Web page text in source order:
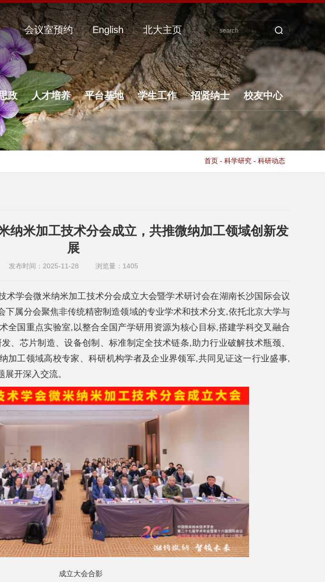
会议室预约 English 北大主页
政 人才培养 平台基地 学生工作 招贤纳士 校友中心
首页 - 科学研究 - 科研动态
纳米加工技术分会成立，共推微纳加工领域创新发
展
发布时间：2025-11-28 浏览量： 1405
术学会微米纳米加工技术分会成立大会暨学术研讨会在湖南长沙国际会议
下属分会聚焦非传统精密制造领域的专业学术和技术分支,依托北京大学与
全国重点实验室,以整合全国产学研用资源为核心目标,搭建学科交叉融合
、芯片制造、设备创制、标准制定全技术链条,助力行业破解技术瓶颈、
加工领域高校专家、科研机构学者及企业界领军,共同见证这一行业盛事,
开深入交流。
成立大会合影